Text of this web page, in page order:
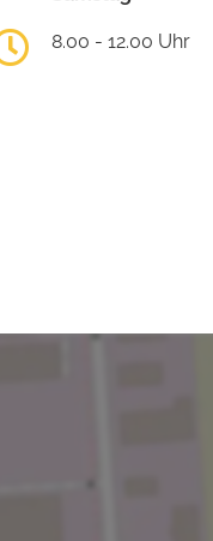
8.00 - 12.00 Uhr